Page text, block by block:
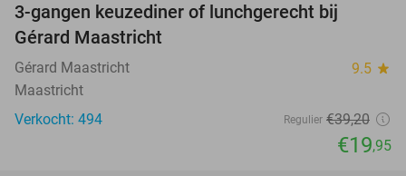
3-gangen keuzediner of lunchgerecht bij
Gérard Maastricht
Gérard Maastricht 9.5 star
Maastricht
Verkocht: 494
Regulier €39,20
€19,95